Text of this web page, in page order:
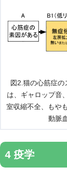
図2.猫の心筋症の
は、ギャロップ音
室収縮不全、もや
動脈
4 疫学